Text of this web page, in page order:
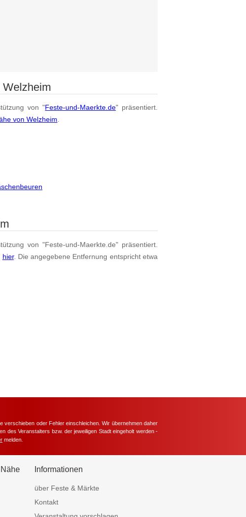
von "Feste-und-Maerkte.de" präsentiert.
von Welzheim.
von "Feste-und-Maerkte.de" präsentiert.
hier. Die angegebene Entfernung entspricht etwa
verschieben oder Fehler einschleichen. Wir übernehmen daher
des Veranstalters bzw. der jeweiligen Stadt eingeholt werden -
melden.
Informationen
über Feste & Märkte
Kontakt